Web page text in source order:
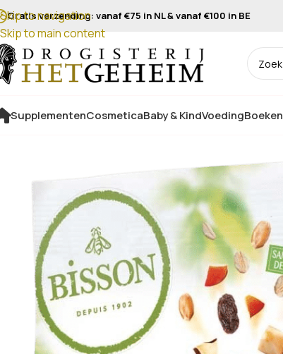
Skip to navigation
Skip to main content
Gratis verzending: vanaf €75 in NL & vanaf €100 in BE
SupplementenCosmeticaBaby & KindVoedingBoeken